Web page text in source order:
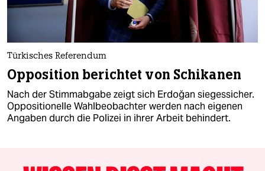
Türkisches Referendum
Opposition berichtet von Schikanen
Nach der Stimmabgabe zeigt sich Erdoğan siegessicher.
Oppositionelle Wahlbeobachter werden nach eigenen
Angaben durch die Polizei in ihrer Arbeit behindert.